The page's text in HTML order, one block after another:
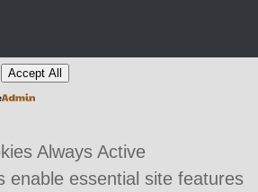
Accept All
Always Active
enable essential site features